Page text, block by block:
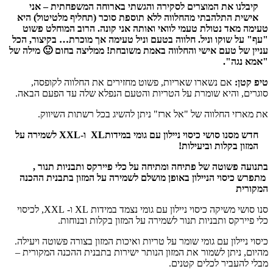
קיבלנו את המוצרים לסקירה והגשתי בארוחה המשפחתית – אני
אישית התלהבתי מהחלווה ללא תוספת סוכר (תחליף מלטיטול) היא
טעימה מאד נטולת טעמי לוואי ואותה אני קונה. הרוב המוחלט פשוט
"עף" על שוקו וניל. חלווה בטעם וניל טעימה אך מוכרת… בקיצור, הכל
עניין של טעם אישי והחלווה באמת משובחת! ממליצה בחום 🙂 מילה של
"אמא נגה".
טיפ קטן: אם נשארו שאריות, פשוט מחזירים את החלווה לקופסה,
סוגרים, והיא שומרת על הטריות והטעם הנפלא שלה עד הפעם הבאה.
את מארזי החלווה של "אל ארז" ניתן להשיג בכל רשתות השיווק.
חדש מסנו סושי כיסוי ניילון עם גומי במידותXL ו-XXL
לשמירה על
המזון בקלות וביעילות!
בתנועה פשוטה של פתיחה ומתיחה על כלי פיירקס ותבניות תנור ,
מתפרש כיסוי הניילון באופן מושלם לשמירה על המזון בתבנית ההכנה
המקורית
סנו סושי משיקה כיסוי ניילון עם גומי נצמד במידות XL ו- XXL, לכיסוי
כלי פיירקס ותבניות תנור לשמירה על המזון בקלות ובנוחות.
כיסוי ניילון עם גומי שומר על טריות ואיכות המזון בצורה פשוטה ויעילה.
מהיום, ניתן לשמור את המזון הנותר ישירות בתבנית ההכנה המקורית –
מבלי להעביר לכלים קטנים.